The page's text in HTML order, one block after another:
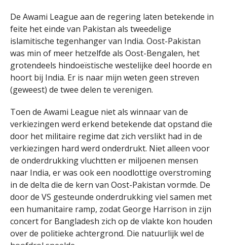
De Awami League aan de regering laten betekende in
feite het einde van Pakistan als tweedelige
islamitische tegenhanger van India. Oost-Pakistan
was min of meer hetzelfde als Oost-Bengalen, het
grotendeels hindoeïstische westelijke deel hoorde en
hoort bij India. Er is naar mijn weten geen streven
(geweest) de twee delen te verenigen.
Toen de Awami League niet als winnaar van de
verkiezingen werd erkend betekende dat opstand die
door het militaire regime dat zich verslikt had in de
verkiezingen hard werd onderdrukt. Niet alleen voor
de onderdrukking vluchtten er miljoenen mensen
naar India, er was ook een noodlottige overstroming
in de delta die de kern van Oost-Pakistan vormde. De
door de VS gesteunde onderdrukking viel samen met
een humanitaire ramp, zodat George Harrison in zijn
concert for Bangladesh zich op de vlakte kon houden
over de politieke achtergrond. Die natuurlijk wel de